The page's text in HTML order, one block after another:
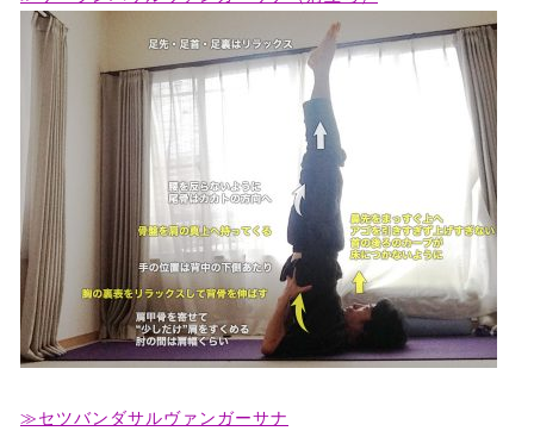
≫セツバンダサルヴァンガーサナ